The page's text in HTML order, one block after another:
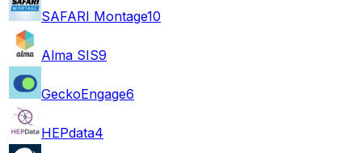
SAFARI Montage10
Alma SIS9
GeckoEngage6
HEPdata4